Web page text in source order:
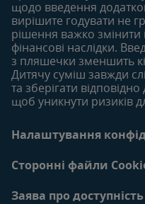
щодо введення
вирішите годувати не
рішення важко змінити
фінансові наслідки.
з пляшечки зменшить
Дитячу суміш завжди
та зберігати відповідно
щоб уникнути ризиків
Налаштування
Сторонні файли
Заява про доступність